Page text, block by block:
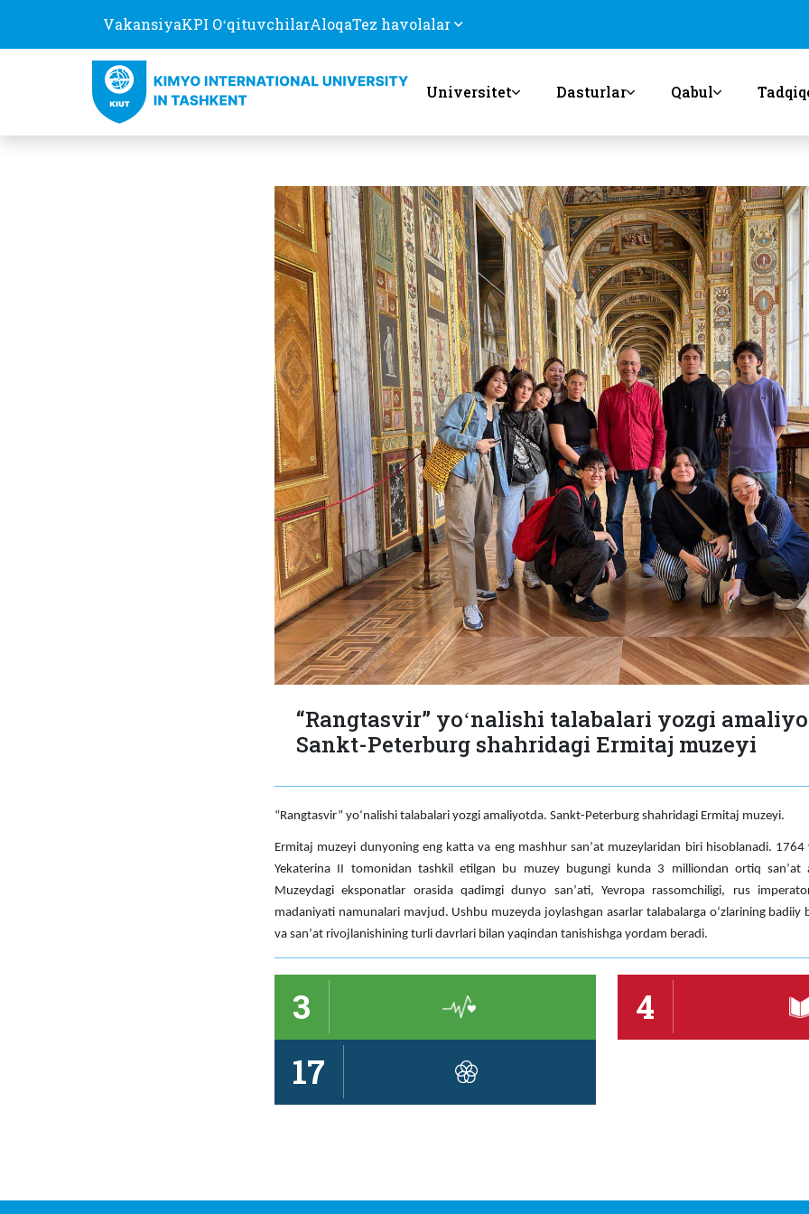
VakansiyaKPI OʻqituvchilarAloqaTez havolalar
Universitet Dasturlar Qabul
“Rangtasvir” yoʻnalishi talabalari yozgi
Sankt-Peterburg shahridagi Ermitaj muzeyi
“Rangtasvir” yoʻnalishi talabalari yozgi amaliyotda. Sankt-Peterburg shahridagi Ermitaj muzeyi.
Ermitaj muzeyi dunyoning eng katta va eng mashhur sanʼat muzeylaridan biri hisoblanadi. 1764
Yekaterina II tomonidan tashkil etilgan bu muzey bugungi kunda 3 milliondan ortiq sanʼat
Muzeydagi eksponatlar orasida qadimgi dunyo sanʼati, Yevropa rassomchiligi, rus
madaniyati namunalari mavjud. Ushbu muzeyda joylashgan asarlar talabalarga oʻzlarining badiiy
va sanʼat rivojlanishining turli davrlari bilan yaqindan tanishishga yordam beradi.
3
4
17